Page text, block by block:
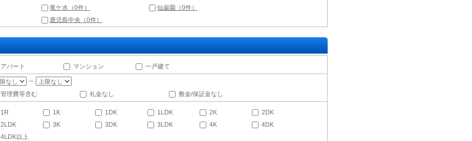
竜ケ水（0件）
仙巌園（0件）
鹿児島中央（0件）
アパート マンション 一戸建て
～
管理費等含む
礼金なし 敷金/保証金なし
1R 1K 1DK 1LDK 2K
2DK
2LDK
3K 3DK 3LDK 4K
4DK
4LDK以上